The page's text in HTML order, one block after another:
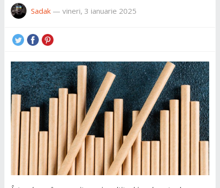
Sadak— vineri, 3 ianuarie 2025